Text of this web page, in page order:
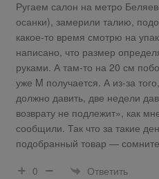
Ругаем салон на метро
осанки), замерили талию,
какое-то время смотрю на
написано, что размер
руками. А там-то на 20 см
уже M получается. А из-за
должно давить, две недели
возврату не подлежит», как
сообщили. Так что за такие
подобранный товар —
0
Ответить